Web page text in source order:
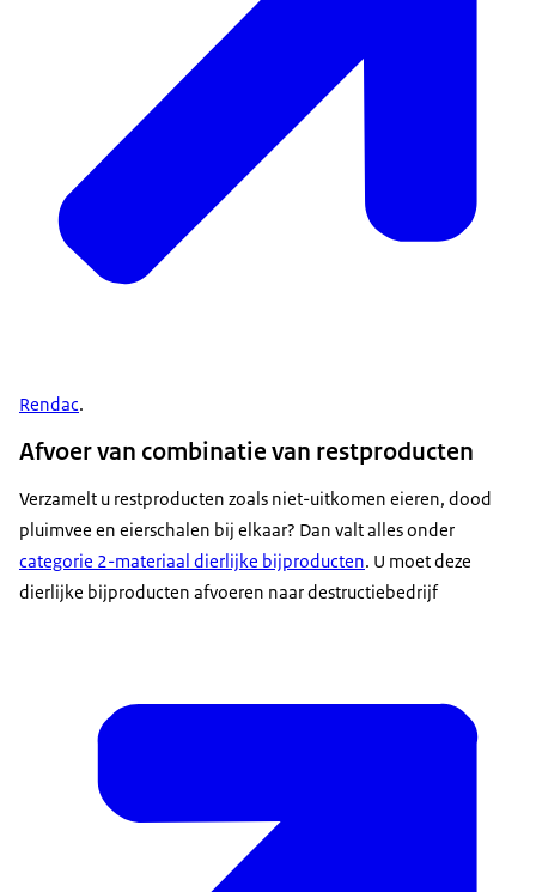
Rendac.
Afvoer van combinatie van restproducten
Verzamelt u restproducten zoals niet-uitkomen eieren, dood
pluimvee en eierschalen bij elkaar? Dan valt alles onder
categorie 2-materiaal dierlijke bijproducten. U moet deze
dierlijke bijproducten afvoeren naar destructiebedrijf